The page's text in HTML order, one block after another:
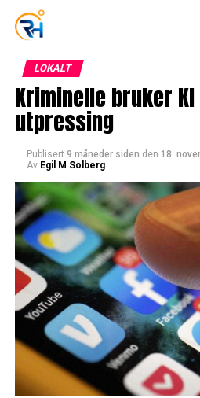
LOKALT
Kriminelle bruker
utpressing
Publisert 9 måneder siden den 18.
Av Egil M Solberg